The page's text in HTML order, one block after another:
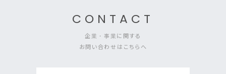
CONTACT
企業・事業に関する
お問い合わせはこちらへ